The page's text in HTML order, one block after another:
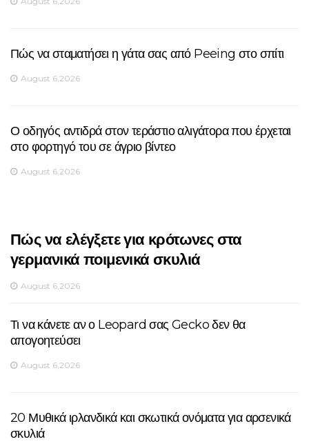
Πώς να σταματήσει η γάτα σας από Peeing στο σπίτι
August 6,2026
Ο οδηγός αντιδρά στον τεράστιο αλιγάτορα που έρχεται
στο φορτηγό του σε άγριο βίντεο
August 6,2026
Πώς να ελέγξετε για κρότωνες στα
γερμανικά ποιμενικά σκυλιά
August 6,2026
Τι να κάνετε αν ο Leopard σας Gecko δεν θα
απογοητεύσει
August 6,2026
20 Μυθικά ιρλανδικά και σκωτικά ονόματα για αρσενικά
σκυλιά